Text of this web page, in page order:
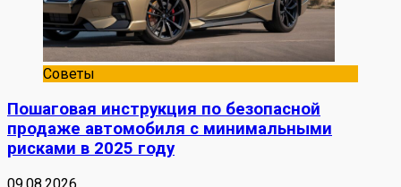
Советы
Пошаговая инструкция по безопасной
продаже автомобиля с минимальными
рисками в 2025 году